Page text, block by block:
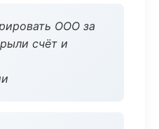
ООО за
счёт и